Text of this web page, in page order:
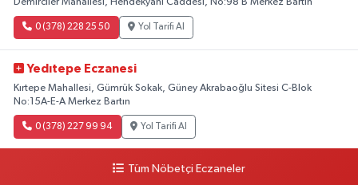
Demirciler Mahallesi, Hendekyanı Caddesi, No:98 B Merkez Bartın
0 (378) 228 25 50 Yol Tarifi Al
Yedıtepe Eczanesi
Kırtepe Mahallesi, Gümrük Sokak, Güney Akrabaoğlu Sitesi C-Blok
No:15A-E-A Merkez Bartın
0 (378) 227 99 94 Yol Tarifi Al
Tüm Nöbetçi Eczaneler